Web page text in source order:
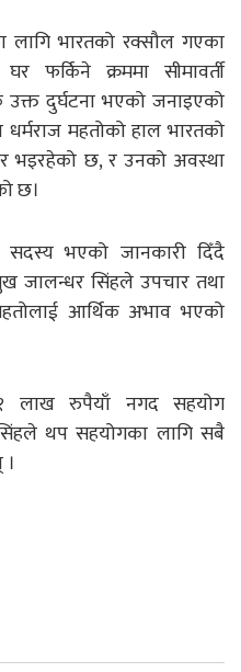
लागि भारतको रक्सौल गएका
फर्किने क्रममा सीमावर्ती
दुर्घटना भएको जनाइएको
महतोको हाल भारतको
भइरहेको छ, र उनको अवस्था
छ।
सदस्य भएको जानकारी दिँदै
जालन्धर सिंहले उपचार तथा
आर्थिक अभाव भएको
लाख रुपैयाँ नगद सहयोग
थप सहयोगका लागि सबै